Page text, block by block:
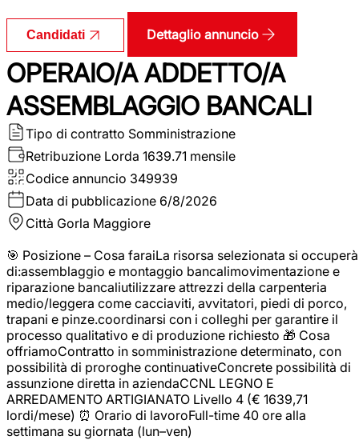
Candidati Dettaglio annuncio
OPERAIO/A ADDETTO/A
ASSEMBLAGGIO BANCALI
Tipo di contratto Somministrazione
Retribuzione Lorda 1639.71 mensile
Codice annuncio 349939
Data di pubblicazione 6/8/2026
Città Gorla Maggiore
🎯 Posizione – Cosa faraiLa risorsa selezionata si occuperà
di:assemblaggio e montaggio bancalimovimentazione e
riparazione bancaliutilizzare attrezzi della carpenteria
medio/leggera come cacciaviti, avvitatori, piedi di porco,
trapani e pinze.coordinarsi con i colleghi per garantire il
processo qualitativo e di produzione richiesto 🎁 Cosa
offriamoContratto in somministrazione determinato, con
possibilità di proroghe continuativeConcrete possibilità di
assunzione diretta in aziendaCCNL LEGNO E
ARREDAMENTO ARTIGIANATO Livello 4 (€ 1639,71
lordi/mese) ⏰ Orario di lavoroFull-time 40 ore alla
settimana su giornata (lun–ven)